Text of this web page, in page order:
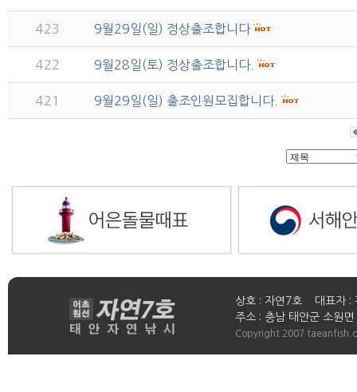
423 9월29일(일) 정상출조합니다
422 9월28일(토) 정상출조합니다.
421 9월29일(일) 출조인원모집합니다.
상호 : 자연7호 대표자
주소 : 충남 태안군 소원
Copyright 2007